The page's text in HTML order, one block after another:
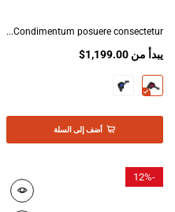
Condimentum posuere consectetur...
يبدأ من $1,199.00
أضف إلى السلة
-
12%